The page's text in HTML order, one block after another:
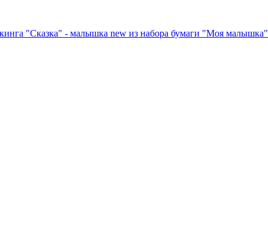
"Сказка" - малышка new из набора бумаги "Моя малышка"